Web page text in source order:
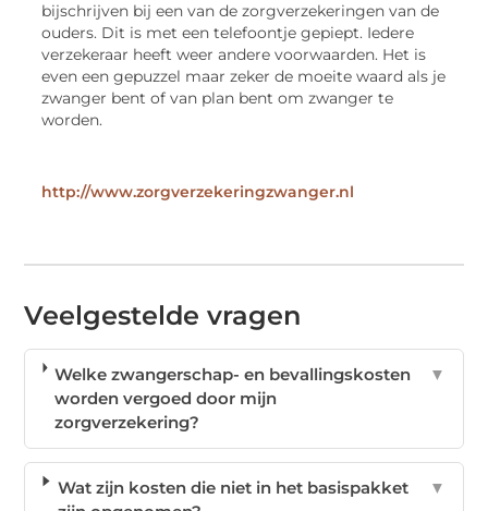
bijschrijven bij een van de zorgverzekeringen van de
ouders. Dit is met een telefoontje gepiept. Iedere
verzekeraar heeft weer andere voorwaarden. Het is
even een gepuzzel maar zeker de moeite waard als je
zwanger bent of van plan bent om zwanger te
worden.
http://www.zorgverzekeringzwanger.nl
Veelgestelde vragen
Welke zwangerschap- en bevallingskosten
worden vergoed door mijn
zorgverzekering?
▼
Wat zijn kosten die niet in het basispakket
▼